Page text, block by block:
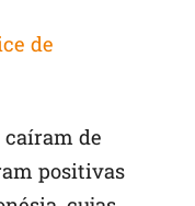
de
de
positivas